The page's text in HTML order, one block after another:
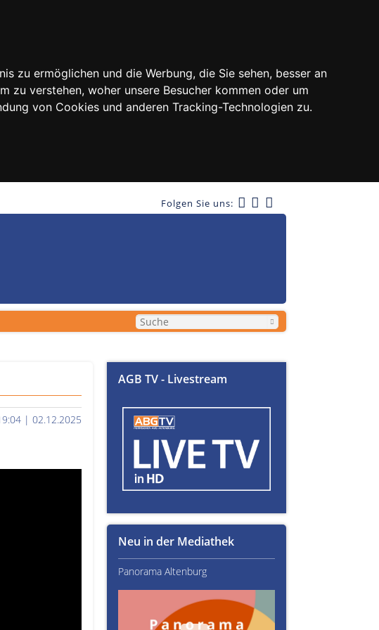
zu ermöglichen und die Werbung, die Sie sehen, besser an
zu verstehen, woher unsere Besucher kommen oder um
von Cookies und anderen Tracking-Technologien zu.
Folgen Sie uns:
| 02.12.2025
AGB TV - Livestream
Neu in der Mediathek
Panorama Altenburg